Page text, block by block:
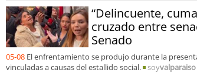
“Delincuente,
cruzado entre
Senado
05-08 El enfrentamiento se produjo durante la
vinculadas a causas del estallido social.
soyvalparaiso